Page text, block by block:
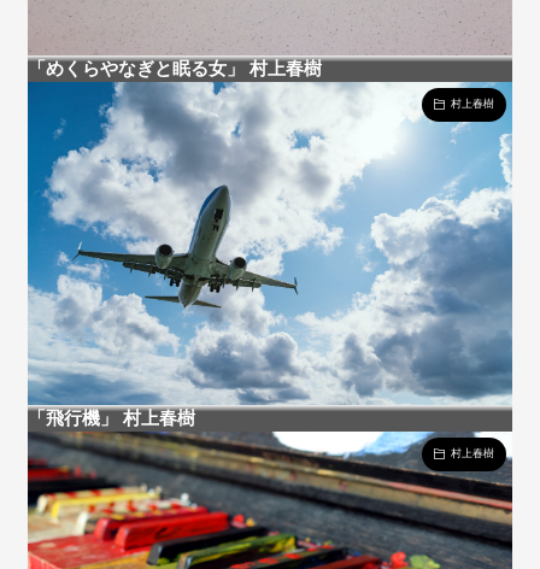
「めくらやなぎと眠る女」 村上春樹
村上春樹
「飛行機」 村上春樹
村上春樹